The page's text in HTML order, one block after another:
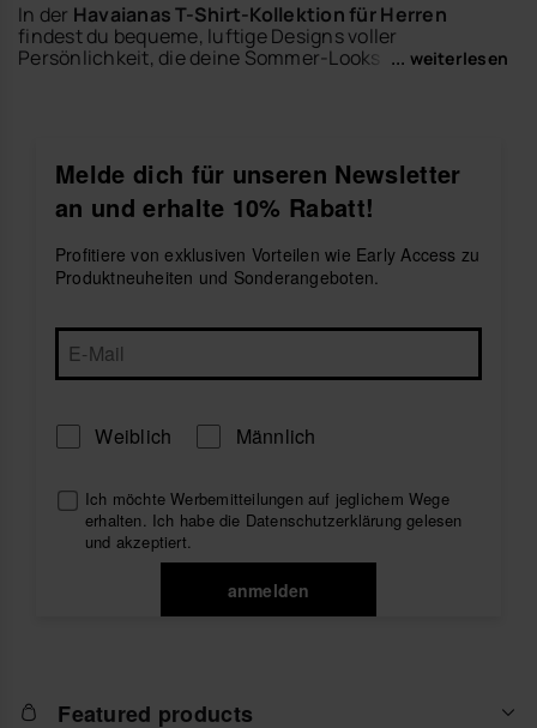
In der Havaianas T-Shirt-Kollektion für Herren
findest du bequeme, luftige Designs voller
Persönlichkeit, die deine Sommer-Looks perfekt
Entdecke T-Shirts im lässigen Stil, mit modernen
Details und dem entspannten Spirit der Marke. Trage
sie mit deinen liebsten Herren-Flip-Flops
Erkunde die Herren T-Shirts von Havaianas und finde
das perfekte Basic, das dich an den Strand, in die
... weiterlesen
Melde dich für unseren Newsletter
an und erhalte 10% Rabatt!
Profitiere von exklusiven Vorteilen wie Early Access zu
Produktneuheiten und Sonderangeboten.
Weiblich Männlich
Ich möchte Werbemitteilungen auf jeglichem Wege
erhalten. Ich habe die Datenschutzerklärung gelesen
und akzeptiert.
anmelden
Featured products